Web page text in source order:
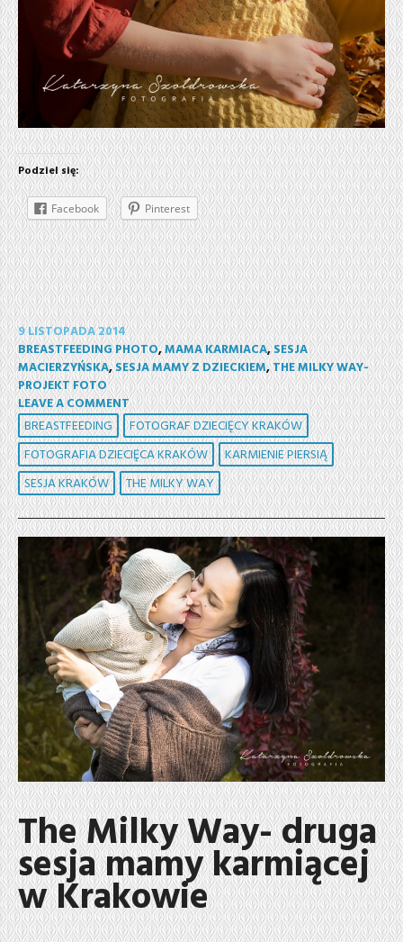
Podziel się:
Facebook Pinterest
9 LISTOPADA 2014
BREASTFEEDING PHOTO,MAMA KARMIACA,SESJA
MACIERZYŃSKA,SESJA MAMY Z DZIECKIEM,THE MILKY WAY-
PROJEKT FOTO
LEAVE A COMMENT
BREASTFEEDING
FOTOGRAF DZIECIĘCY KRAKÓW
FOTOGRAFIA DZIECIĘCA KRAKÓW
KARMIENIE PIERSIĄ
SESJA KRAKÓW
THE MILKY WAY
The Milky Way- druga
sesja mamy karmiącej
w Krakowie